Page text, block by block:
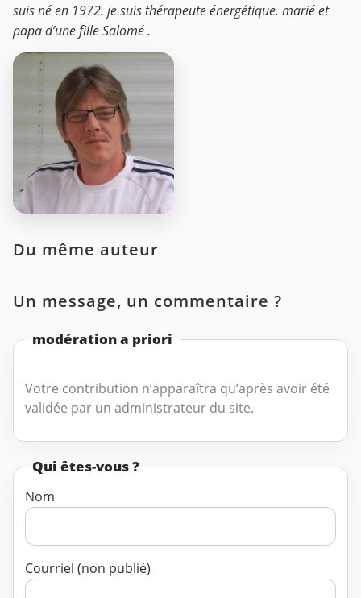
suis né en 1972. je suis thérapeute énergétique. marié et
papa d’une fille Salomé .
Du même auteur
Un message, un commentaire ?
modération a priori
Votre contribution n’apparaîtra qu’après avoir été
validée par un administrateur du site.
Qui êtes-vous ?
Nom
Courriel (non publié)